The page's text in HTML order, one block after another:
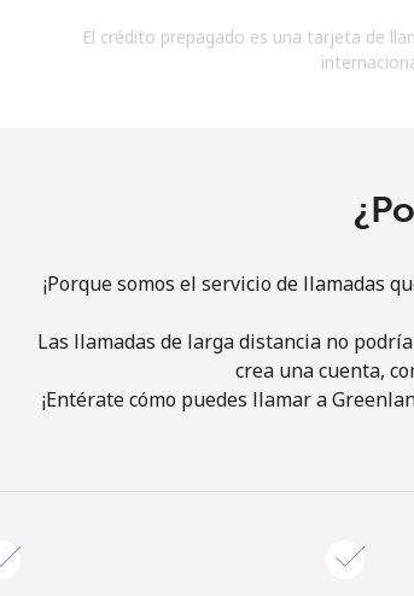
ofertas.
El crédito prepagado es una tarjeta de
¡Porque somos el servicio de llamadas
Las llamadas de larga distancia no
crea una cuenta,
¡Entérate cómo puedes llamar a